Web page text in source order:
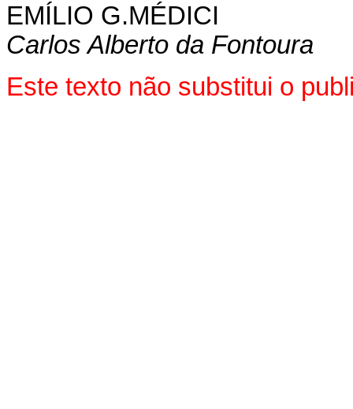
EMÍLIO G.MÉDICI
Carlos Alberto da Fontoura
Este texto não substitui o